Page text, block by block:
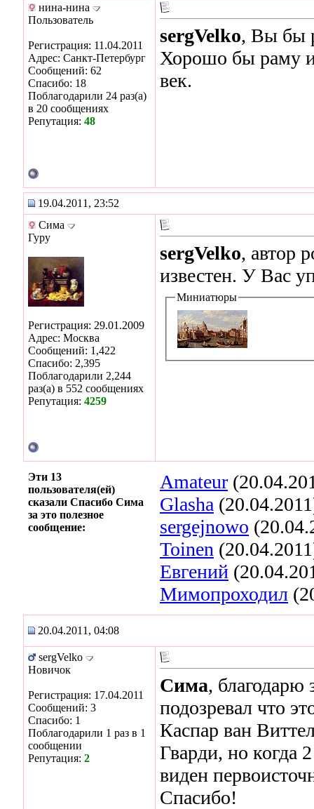
нина-нина
Пользователь
Регистрация: 11.04.2011
Адрес: Санкт-Петербург
Сообщений: 62
Спасибо: 18
Поблагодарили 24 раз(а)
в 20 сообщениях
Репутация: 48
sergVelko, Вы бы
Хорошо бы раму
век.
19.04.2011, 23:52
Сима
Гуру
Регистрация: 29.01.2009
Адрес: Москва
Сообщений: 1,422
Спасибо: 2,395
Поблагодарили 2,244
раз(а) в 552 сообщениях
Репутация: 4259
sergVelko, автор
известен. У Вас
Миниатюры
Эти 13
пользователя(ей)
сказали Спасибо Сима
за это полезное
сообщение:
Amateur
Glasha
sergejnowo
Toinen
Евгений
Мимопроходил
20.04.2011, 04:08
sergVelko
Новичок
Регистрация: 17.04.2011
Сообщений: 3
Спасибо: 1
Поблагодарили 1 раз в 1
сообщении
Репутация: 2
Сима, благодарю
подозревал что
Каспар ван
Гварди, но когда
виден
Спасибо!